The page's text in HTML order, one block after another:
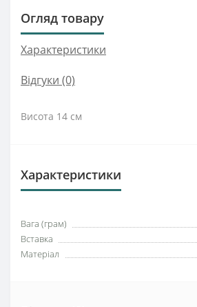
Огляд товару
Характеристики
Відгуки (0)
Висота 14 см
Характеристики
Вага (грам)
Вставка
Матеріал